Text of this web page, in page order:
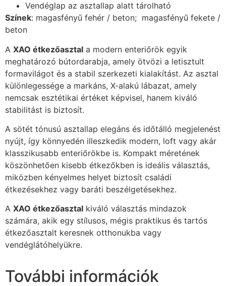
Vendéglap az asztallap alatt tárolható
Színek: magasfényű fehér / beton; magasfényű fekete /
beton
A XAO étkezőasztal a modern enteriőrök egyik
meghatározó bútordarabja, amely ötvözi a letisztult
formavilágot és a stabil szerkezeti kialakítást. Az asztal
különlegessége a markáns, X-alakú lábazat, amely
nemcsak esztétikai értéket képvisel, hanem kiváló
stabilitást is biztosít.
A sötét tónusú asztallap elegáns és időtálló megjelenést
nyújt, így könnyedén illeszkedik modern, loft vagy akár
klasszikusabb enteriőrökbe is. Kompakt méretének
köszönhetően kisebb étkezőkben is ideális választás,
miközben kényelmes helyet biztosít családi
étkezésekhez vagy baráti beszélgetésekhez.
A XAO étkezőasztal kiváló választás mindazok
számára, akik egy stílusos, mégis praktikus és tartós
étkezőasztalt keresnek otthonukba vagy
vendéglátóhelyükre.
További információk